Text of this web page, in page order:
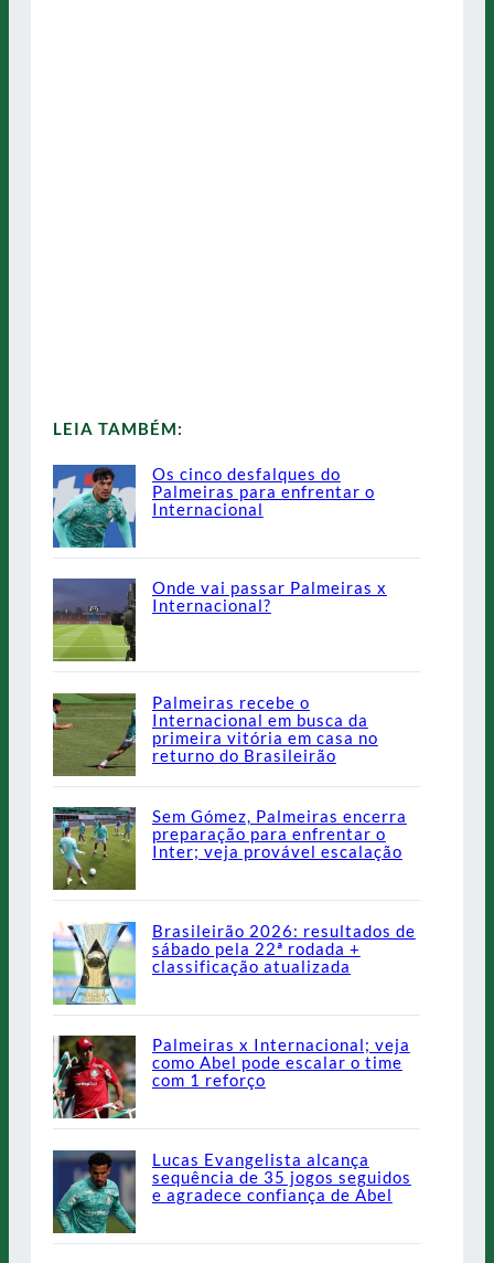
LEIA TAMBÉM:
Os cinco desfalques do
Palmeiras para enfrentar o
Internacional
Onde vai passar Palmeiras x
Internacional?
Palmeiras recebe o
Internacional em busca da
primeira vitória em casa no
returno do Brasileirão
Sem Gómez, Palmeiras encerra
preparação para enfrentar o
Inter; veja provável escalação
Brasileirão 2026: resultados de
sábado pela 22ª rodada +
classificação atualizada
Palmeiras x Internacional; veja
como Abel pode escalar o time
com 1 reforço
Lucas Evangelista alcança
sequência de 35 jogos seguidos
e agradece confiança de Abel